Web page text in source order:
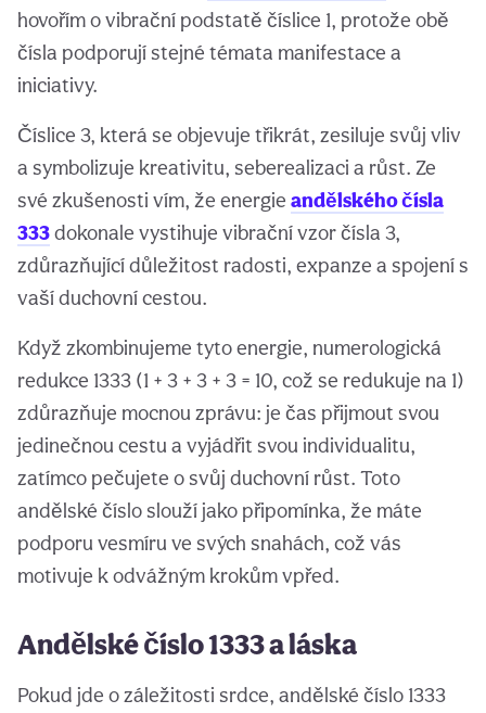
hovořím o vibrační podstatě číslice 1, protože obě
čísla podporují stejné témata manifestace a
iniciativy.
Číslice 3, která se objevuje třikrát, zesiluje svůj vliv
a symbolizuje kreativitu, seberealizaci a růst. Ze
své zkušenosti vím, že energie andělského čísla
333dokonale vystihuje vibrační vzor čísla 3,
zdůrazňující důležitost radosti, expanze a spojení s
vaší duchovní cestou.
Když zkombinujeme tyto energie, numerologická
redukce 1333 (1 + 3 + 3 + 3 = 10, což se redukuje na 1)
zdůrazňuje mocnou zprávu: je čas přijmout svou
jedinečnou cestu a vyjádřit svou individualitu,
zatímco pečujete o svůj duchovní růst. Toto
andělské číslo slouží jako připomínka, že máte
podporu vesmíru ve svých snahách, což vás
motivuje k odvážným krokům vpřed.
Andělské číslo 1333 a láska
Pokud jde o záležitosti srdce, andělské číslo 1333